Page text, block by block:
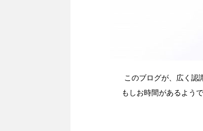
このブログが、広く認
もしお時間があるよう